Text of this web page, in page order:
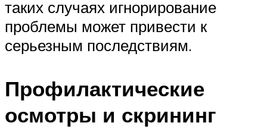
таких случаях игнорирование
проблемы может привести к
серьезным последствиям.
Профилактические
осмотры и скрининг